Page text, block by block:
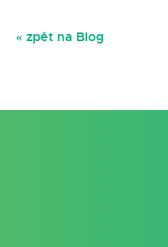
« zpět na Blog